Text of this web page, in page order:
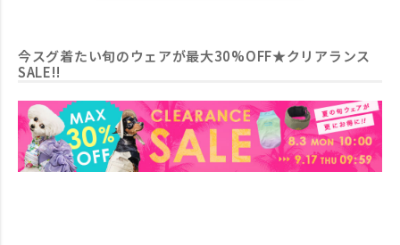
今スグ着たい旬のウェアが最大30%OFF★クリアランス
SALE!!